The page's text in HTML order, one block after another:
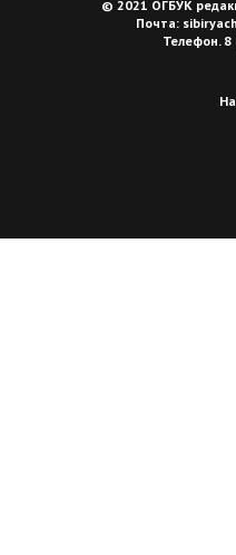
© 2021 ОГБУК
Почта:
Телефон.